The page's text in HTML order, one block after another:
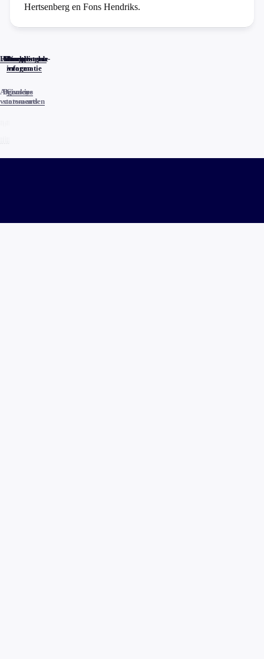
Hertsenberg en Fons Hendriks.
Home
Actueel
Uitzendingen
Reacties
Programma-
informatie
Veelgestelde
vragen
Algemene
voorwaarden
Privacy
statements
Cookies